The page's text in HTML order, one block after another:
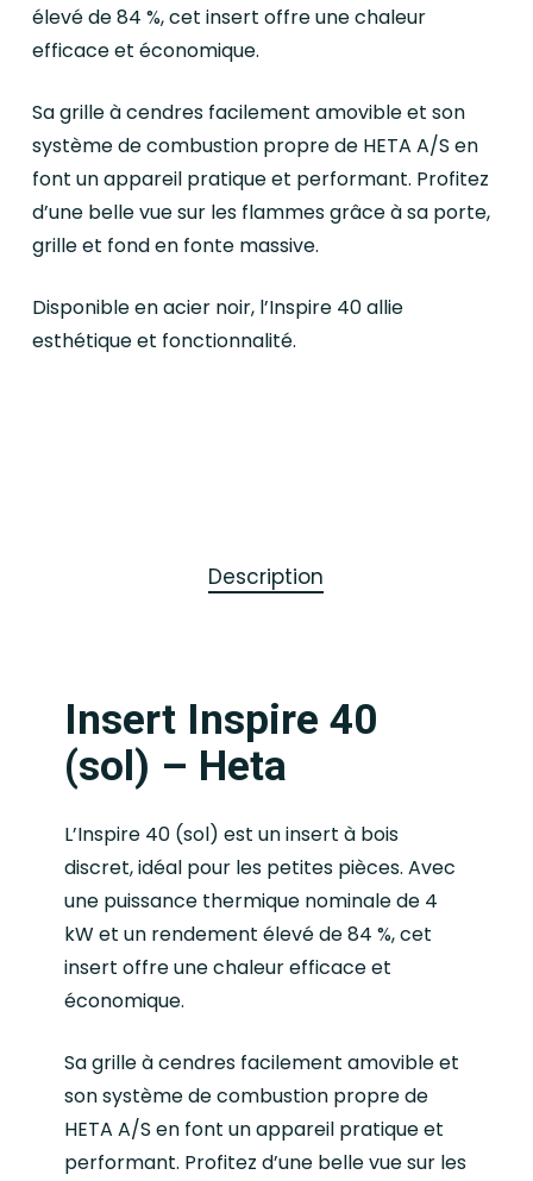
élevé de 84 %, cet insert offre une chaleur
efficace et économique.
Sa grille à cendres facilement amovible et son
système de combustion propre de HETA A/S en
font un appareil pratique et performant. Profitez
d’une belle vue sur les flammes grâce à sa porte,
grille et fond en fonte massive.
Disponible en acier noir, l’Inspire 40 allie
esthétique et fonctionnalité.
Description
Insert Inspire 40
(sol) – Heta
L’Inspire 40 (sol) est un insert à bois
discret, idéal pour les petites pièces. Avec
une puissance thermique nominale de 4
kW et un rendement élevé de 84 %, cet
insert offre une chaleur efficace et
économique.
Sa grille à cendres facilement amovible et
son système de combustion propre de
HETA A/S en font un appareil pratique et
performant. Profitez d’une belle vue sur les